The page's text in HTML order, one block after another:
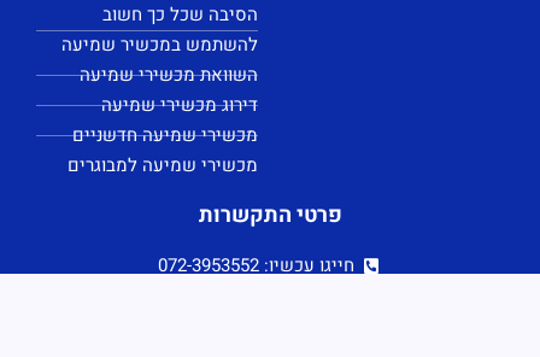
הסיבה שכל כך חשוב
להשתמש במכשיר שמיעה
השוואת מכשירי שמיעה
דירוג מכשירי שמיעה
מכשירי שמיעה חדשניים
מכשירי שמיעה למבוגרים
פרטי התקשרות
חייגו עכשיו: 072-3953552